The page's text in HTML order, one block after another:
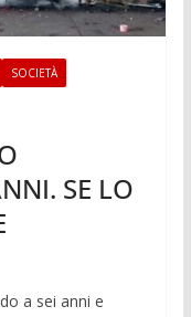
SOCIETÀ
SE LO
a sei anni e